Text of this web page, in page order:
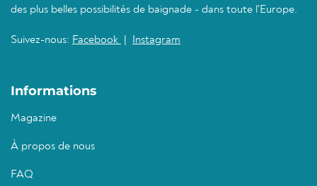
des plus belles possibilités de baignade - dans toute l'Europe.
Suivez-nous: Facebook Instagram
Informations
Magazine
À propos de nous
FAQ